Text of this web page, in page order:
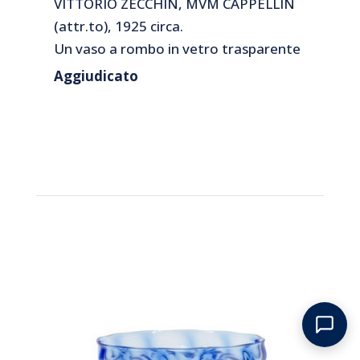
(attr.to), 1925 circa.
Un vaso a rombo in vetro trasparente
bluino.
Aggiudicato